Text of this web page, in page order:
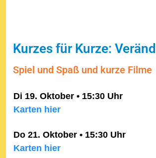
Kurzes für Kurze:
Spiel und Spaß und kurze Filme
Di 19. Oktober • 15:30 Uhr
Karten hier
Do 21. Oktober • 15:30 Uhr
Karten hier